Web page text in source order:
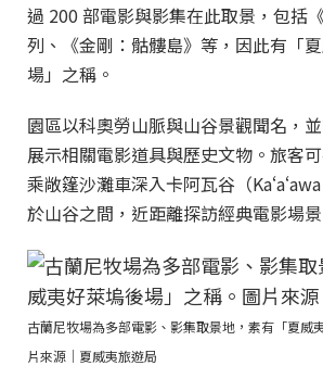
過 200 部電影與影集在此取景，包括
列、《金剛：骷髏島》等，因此有「
場」之稱。
園區以科奧勞山脈與山谷景觀聞名，
展示相關電影道具與歷史文物。旅客
乘敞篷沙灘車深入卡阿瓦谷（
於山谷之間，近距離探訪經典電影場景
古蘭尼牧場為多部電影、影集取景地，素有「夏威
片來源｜夏威夷旅遊局